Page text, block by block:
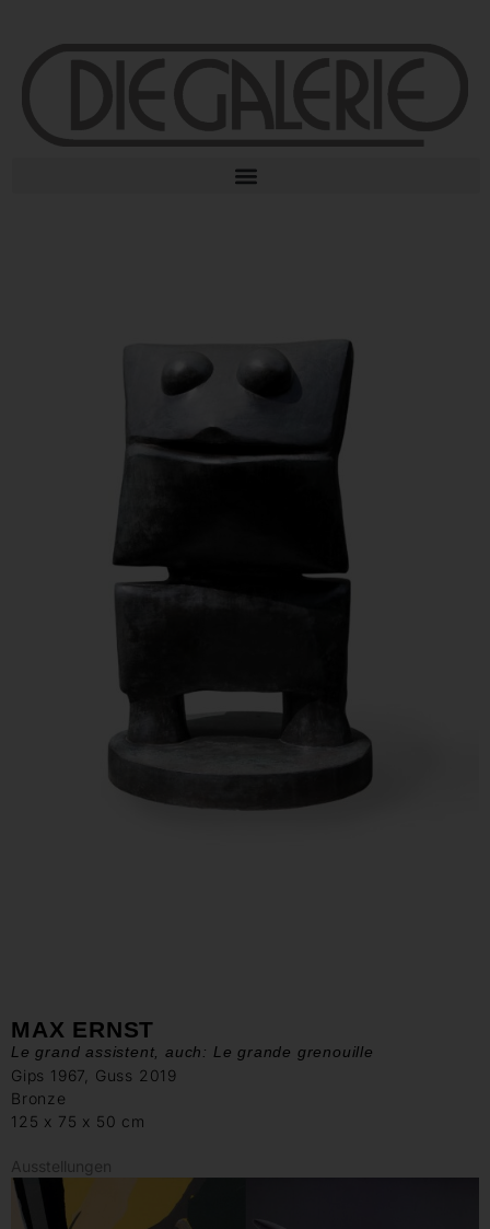
MAX ERNST
Le grand assistent, auch: Le grande grenouille
Gips 1967, Guss 2019
Bronze
125 x 75 x 50 cm
Ausstellungen